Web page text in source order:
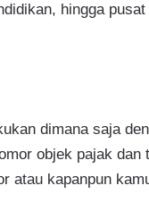
hingga
dimana saja
objek pajak dan
atau kapanpun